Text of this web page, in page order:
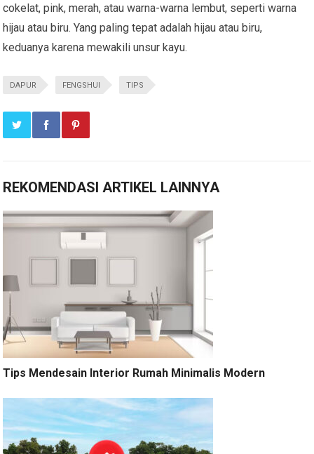
cokelat, pink, merah, atau warna-warna lembut, seperti warna
hijau atau biru. Yang paling tepat adalah hijau atau biru,
keduanya karena mewakili unsur kayu.
DAPUR FENGSHUI TIPS
REKOMENDASI ARTIKEL LAINNYA
Tips Mendesain Interior Rumah Minimalis Modern